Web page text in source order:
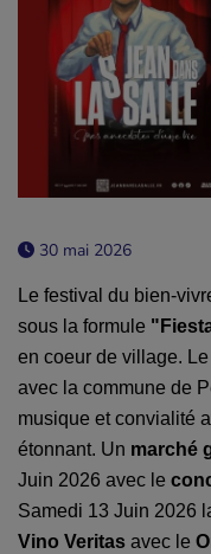
30 mai 2026
Le festival du bien-
sous la formule
en coeur de village.
avec la commune de
musique et convialité
étonnant. Un marché
Juin 2026 avec le
Samedi 13 Juin 2026
Vino Veritas avec le